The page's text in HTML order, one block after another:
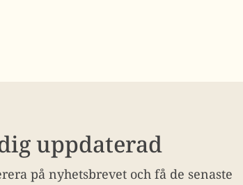
uppdaterad
på nyhetsbrevet och få de senaste